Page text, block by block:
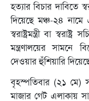
হত্যার বিচার দাবিতে
দিয়েছে মঞ্চ-২৪ নামে
স্বরাষ্ট্রমন্ত্রী বা
মন্ত্রণালয়ের সামনে
দেওয়ার হুঁশিয়ারি
বৃহস্পতিবার (২১ মে)
মাজার গেট এলাকায়